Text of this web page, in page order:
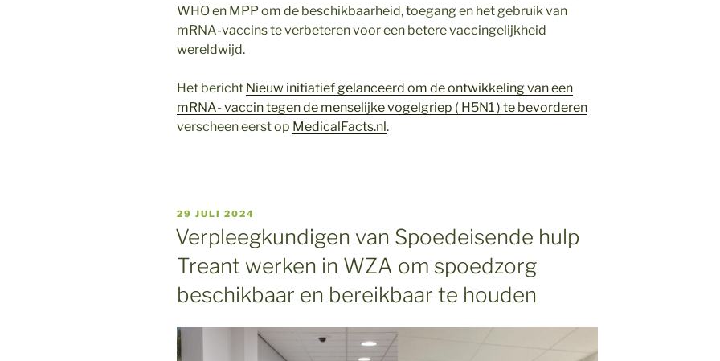
WHO en MPP om de beschikbaarheid, toegang en het gebruik van
mRNA-vaccins te verbeteren voor een betere vaccingelijkheid
wereldwijd.
Het bericht Nieuw initiatief gelanceerd om de ontwikkeling van een
mRNA- vaccin tegen de menselijke vogelgriep ( H5N1 ) te bevorderen
verscheen eerst op MedicalFacts.nl.
GEPLAATST
29 JULI 2024
Verpleegkundigen van Spoedeisende hulp
Treant werken in WZA om spoedzorg
beschikbaar en bereikbaar te houden